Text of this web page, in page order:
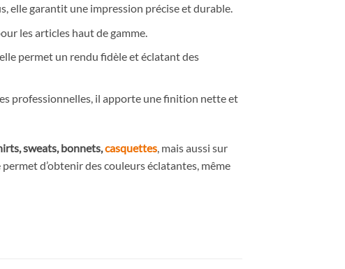
elle garantit une impression précise et durable.
les articles haut de gamme.
permet un rendu fidèle et éclatant des
professionnelles, il apporte une finition nette et
sweats, bonnets,casquettes, mais aussi sur
permet d’obtenir des couleurs éclatantes, même